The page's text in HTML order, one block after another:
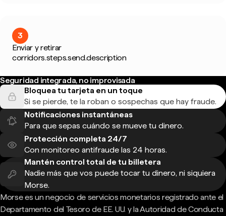
3
Enviar y retirar
corridors.steps.send.description
Seguridad integrada, no improvisada
Bloquea tu tarjeta en un toque
Si se pierde, te la roban o sospechas que hay fraude.
Notificaciones instantáneas
Para que sepas cuándo se mueve tu dinero.
Protección completa 24/7
Con monitoreo antifraude las 24 horas.
Mantén control total de tu billetera
Nadie más que vos puede tocar tu dinero, ni siquiera
Morse.
Morse es un negocio de servicios monetarios registrado ante el
Departamento del Tesoro de EE. UU. y la Autoridad de Conducta